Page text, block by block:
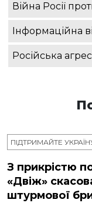
Війна Росії
Інформаційна
Російська
ПІДТРИМАЙТЕ
З прикрістю
«Двіж»
штурмової